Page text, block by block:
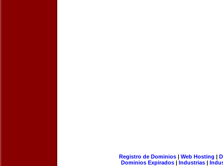
Registro de Dominios| Web Hosting |
Dominios Expirados | Industrias |